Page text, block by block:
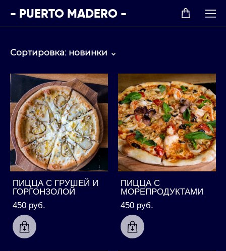
- PUERTO MADERO -
Сортировка: новинки
ПИЦЦА С ГРУШЕЙ И
ГОРГОНЗОЛОЙ
450 pуб.
ПИЦЦА С
МОРЕПРОДУКТАМИ
450 pуб.